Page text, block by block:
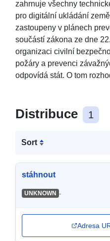
zahrnuje všechny
pro digitální ukládání
zastoupeny v plánech
součástí zákona ze dne
organizaci civilní
požáry a prevenci
odpovídá stát. O tom
Distribuce 1
Sort
stáhnout
UNKNOWN -
Adresa